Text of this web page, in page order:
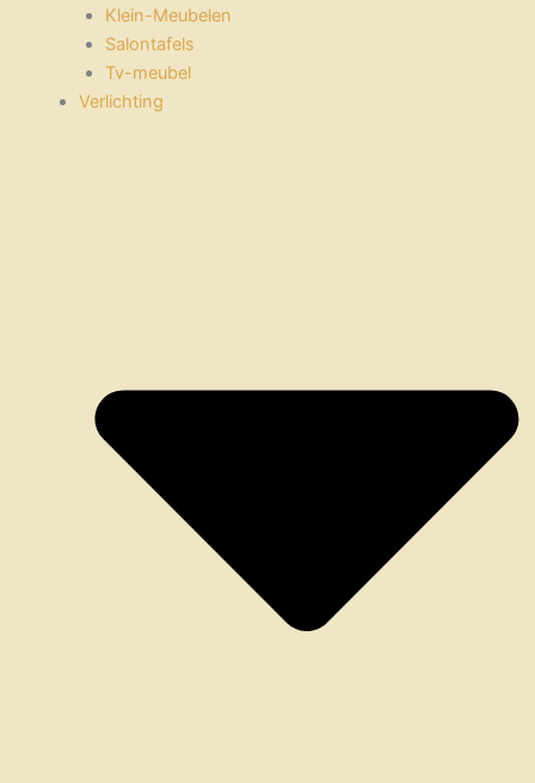
Klein-Meubelen
Salontafels
Tv-meubel
Verlichting